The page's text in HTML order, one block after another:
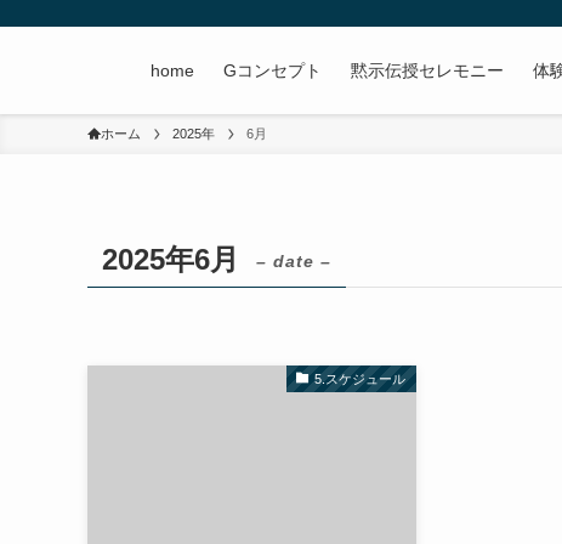
home Gコンセプト 黙示伝授セレモニー 体
ホーム 2025年 6月
2025年6月 – date –
5.スケジュール